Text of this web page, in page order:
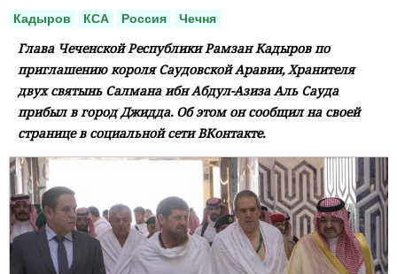
Кадыров КСА Россия Чечня
Глава Чеченской Республики Рамзан Кадыров по
приглашению короля Саудовской Аравии, Хранителя
двух святынь Салмана ибн Абдул-Азиза Аль Сауда
прибыл в город Джидда. Об этом он сообщил на своей
странице в социальной сети ВКонтакте.